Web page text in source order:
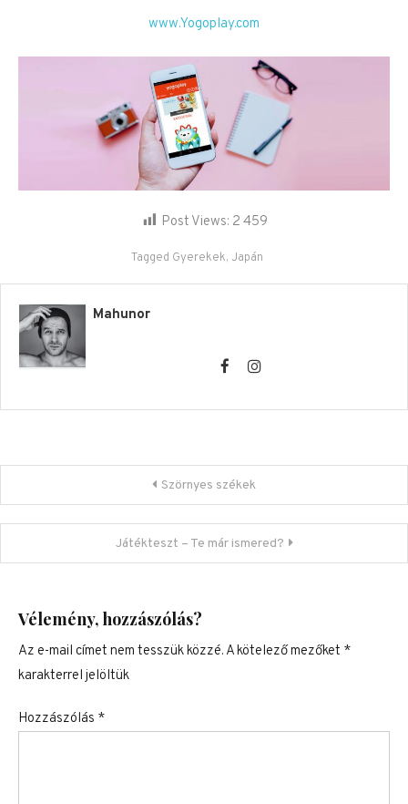
www.Yogoplay.com
Post Views: 2 459
Tagged Gyerekek, Japán
Mahunor
Bejegyzés navigáció
Szörnyes székek
Játékteszt – Te már ismered?
Vélemény, hozzászólás?
Az e-mail címet nem tesszük közzé. A kötelező mezőket *
karakterrel jelöltük
Hozzászólás *